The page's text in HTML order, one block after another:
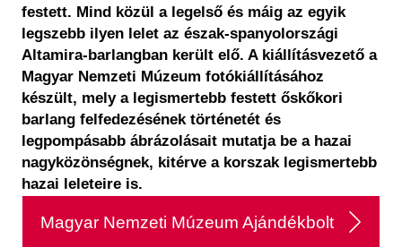
festett. Mind közül a legelső és máig az egyik
legszebb ilyen lelet az észak-spanyolországi
Altamira-barlangban került elő. A kiállításvezető a
Magyar Nemzeti Múzeum fotókiállításához
készült, mely a legismertebb festett őskőkori
barlang felfedezésének történetét és
legpompásabb ábrázolásait mutatja be a hazai
nagyközönségnek, kitérve a korszak legismertebb
hazai leleteire is.
Magyar Nemzeti Múzeum Ajándékbolt